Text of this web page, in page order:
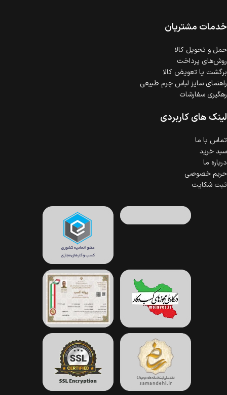
است.
گارانتی معتبر برای تمامی محصولات ارائه می‌شود.
خدمات مشتریان
حمل‌ و تحویل کالا
روش‌های پرداخت
برگشت یا تعویض کالا
راهنمای سایز لباس چرم طبیعی
رهگیری سفارشات
لینک های کاربردی
تماس با ما
سبد خرید
درباره ما
حریم خصوصی
ثبت شکایت